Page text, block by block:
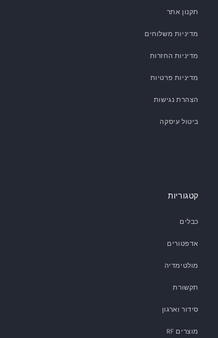
תקנון אתר
מדיניות משלוחים
מדיניות החזרות
מדיניות פרטיות
הצהרת נגישות
ביטול עיסקה
קטגוריות
כבלים
אדפטורים
מולטימדיה
תקשורת
סידור וארגון
מוצרים RF